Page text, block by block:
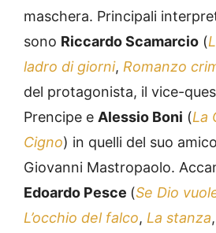
maschera. Principali
sono Riccardo Scamarcio (
ladro di giorni, Romanzo
del protagonista, il vice-
Prencipe e Alessio Boni (La
Cigno) in quelli del suo
Giovanni Mastropaolo.
Edoardo Pesce (Se Dio
L’occhio del falco, La stanza,